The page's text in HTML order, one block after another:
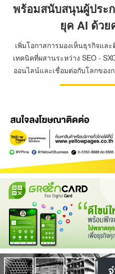
พร้อมสนับสนุนผู้ประ
ยุค AI ด้ว
เพิ่มโอกาสการมองเห็นธุรกิจแล
เทคนิคที่ผสานระหว่าง SEO -
ออนไลน์และเชื่อมต่อกับโลกของ